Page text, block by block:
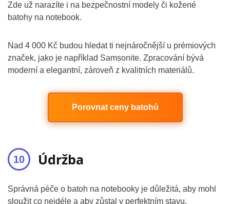
Zde už narazíte i na bezpečnostní modely či kožené
batohy na notebook.
Nad 4 000 Kč budou hledat ti nejnáročnější u prémiových
značek, jako je například Samsonite. Zpracování bývá
moderní a elegantní, zároveň z kvalitních materiálů.
Porovnat ceny batohů
Údržba
Správná péče o batoh na notebooky je důležitá, aby mohl
sloužit co nejdéle a aby zůstal v perfektním stavu.